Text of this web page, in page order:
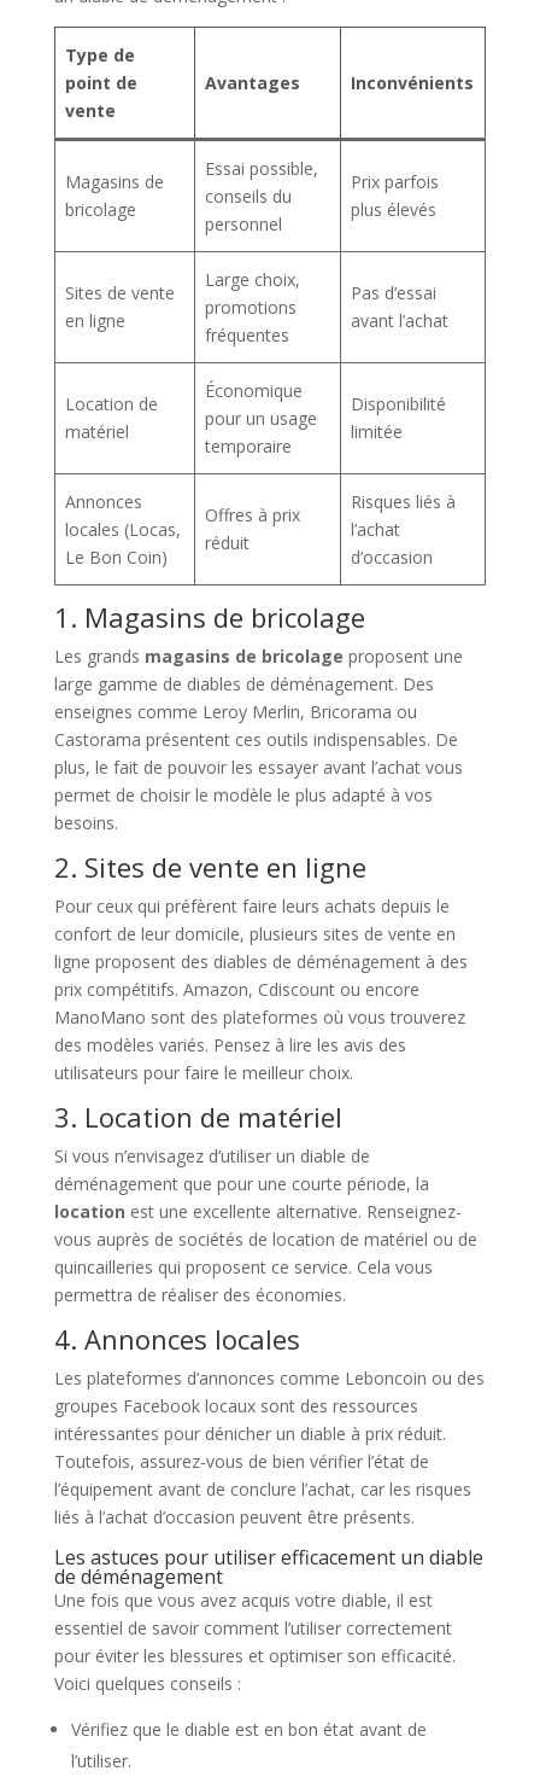
Type de
point de
vente
Avantages Inconvénients
Magasins de
bricolage
Essai possible,
conseils du
personnel
Prix parfois
plus élevés
Sites de vente
en ligne
Large choix,
promotions
fréquentes
Pas d’essai
avant l’achat
Location de
matériel
Économique
pour un usage
temporaire
Disponibilité
limitée
Annonces
locales (Locas,
Le Bon Coin)
Offres à prix
réduit
Risques liés à
l’achat
d’occasion
1. Magasins de bricolage
Les grands magasins de bricolage proposent une
large gamme de diables de déménagement. Des
enseignes comme Leroy Merlin, Bricorama ou
Castorama présentent ces outils indispensables. De
plus, le fait de pouvoir les essayer avant l’achat vous
permet de choisir le modèle le plus adapté à vos
besoins.
2. Sites de vente en ligne
Pour ceux qui préfèrent faire leurs achats depuis le
confort de leur domicile, plusieurs sites de vente en
ligne proposent des diables de déménagement à des
prix compétitifs. Amazon, Cdiscount ou encore
ManoMano sont des plateformes où vous trouverez
des modèles variés. Pensez à lire les avis des
utilisateurs pour faire le meilleur choix.
3. Location de matériel
Si vous n’envisagez d’utiliser un diable de
déménagement que pour une courte période, la
location est une excellente alternative. Renseignez-
vous auprès de sociétés de location de matériel ou de
quincailleries qui proposent ce service. Cela vous
permettra de réaliser des économies.
4. Annonces locales
Les plateformes d’annonces comme Leboncoin ou des
groupes Facebook locaux sont des ressources
intéressantes pour dénicher un diable à prix réduit.
Toutefois, assurez-vous de bien vérifier l’état de
l’équipement avant de conclure l’achat, car les risques
liés à l’achat d’occasion peuvent être présents.
Les astuces pour utiliser efficacement un diable
de déménagement
Une fois que vous avez acquis votre diable, il est
essentiel de savoir comment l’utiliser correctement
pour éviter les blessures et optimiser son efficacité.
Voici quelques conseils :
Vérifiez que le diable est en bon état avant de
l’utiliser.